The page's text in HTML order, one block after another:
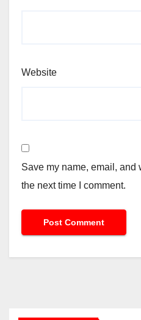
Website
Save my name, email, and
the next time I comment.